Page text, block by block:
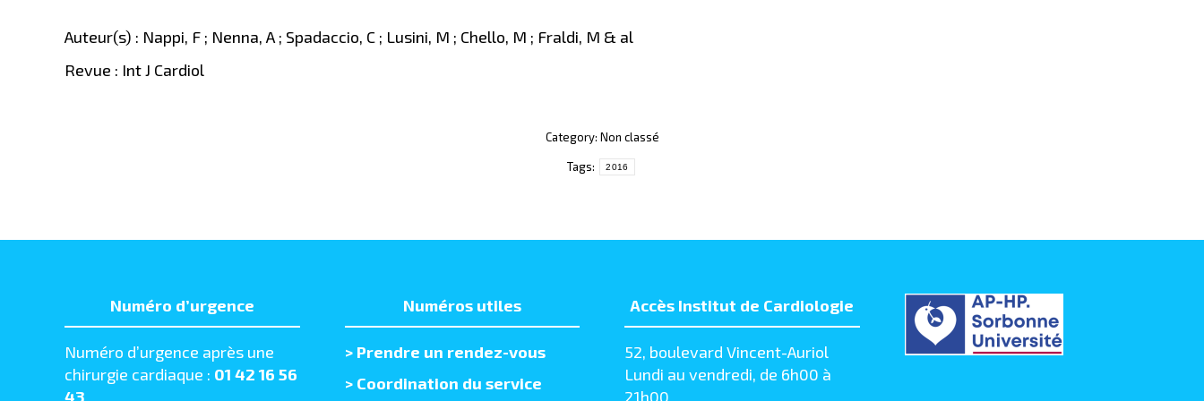
Auteur(s) : Nappi, F ; Nenna, A ; Spadaccio, C ; Lusini, M ; Chello, M ; Fraldi, M & al
Revue : Int J Cardiol
Category: Non classé
Tags: 2016
Numéro d’urgence
Numéro d’urgence après une
chirurgie cardiaque : 01 42 16 56
43
Numéros utiles
> Prendre un rendez-vous
> Coordination du service
Accès Institut de Cardiologie
52, boulevard Vincent-Auriol
Lundi au vendredi, de 6h00 à
21h00